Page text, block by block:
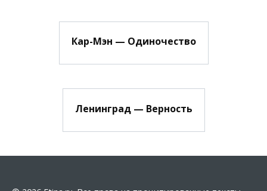
Кар-Мэн — Одиночество
Ленинград — Верность